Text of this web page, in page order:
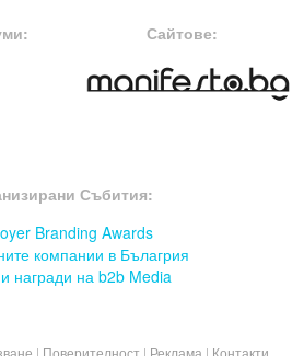
Сайтове:
Събития:
Branding Awards
компании в Бълагрия
награди на b2b Media
| Поверителност | Реклама | Контакти